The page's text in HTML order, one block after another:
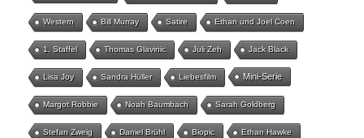
Western Bill Murray Satire Ethan und Joel Coen
1. Staffel Thomas Glavinic Juli Zeh Jack Black
Lisa Joy Sandra Hüller Liebesfilm Mini-Serie
Margot Robbie Noah Baumbach Sarah Goldberg
Stefan Zweig Daniel Brühl Biopic Ethan Hawke